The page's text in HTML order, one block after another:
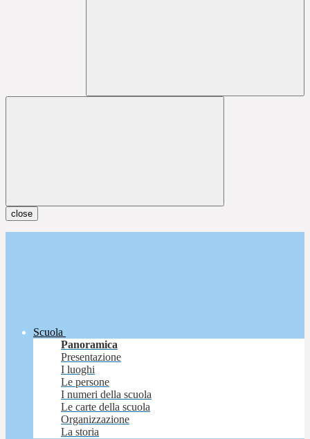
close
Scuola
Panoramica
Presentazione
I luoghi
Le persone
I numeri della scuola
Le carte della scuola
Organizzazione
La storia